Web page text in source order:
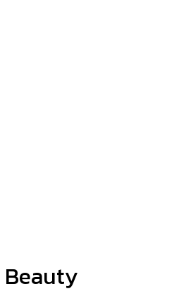
Beauty